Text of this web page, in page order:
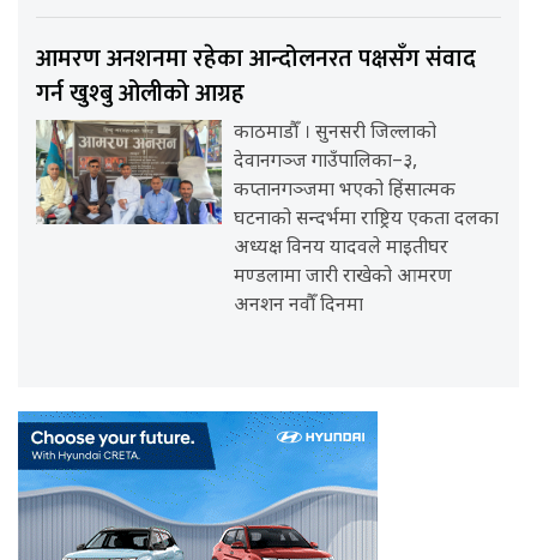
आमरण अनशनमा रहेका आन्दोलनरत पक्षसँग संवाद
गर्न खुश्बु ओलीको आग्रह
काठमाडौँ । सुनसरी जिल्लाको
देवानगञ्ज गाउँपालिका–३,
कप्तानगञ्जमा भएको हिंसात्मक
घटनाको सन्दर्भमा राष्ट्रिय एकता दलका
अध्यक्ष विनय यादवले माइतीघर
मण्डलामा जारी राखेको आमरण
अनशन नवौँ दिनमा